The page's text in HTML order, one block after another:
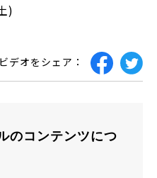
)
デオをシェア：
のコンテンツにつ